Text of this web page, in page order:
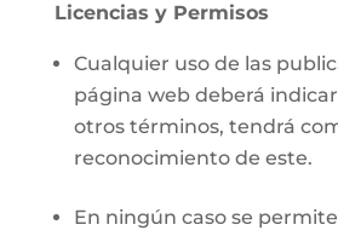
Licencias y Permisos
Cualquier uso de las
página web deberá
otros términos, tendrá
reconocimiento de este.
En ningún caso se